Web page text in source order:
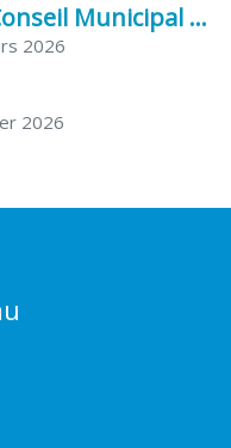
Procès-Verbal du Conseil Municipal du 20 mars 2026
2026
2026